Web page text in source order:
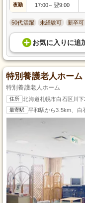
夜勤 17:00～ 翌9:00
50代活躍 未経験可 新卒可
お気に入り に追
特別養護老人ホー
特別養護老人ホーム
住所 北海道札幌市白石区川
最寄駅 平和駅から3.5km、白